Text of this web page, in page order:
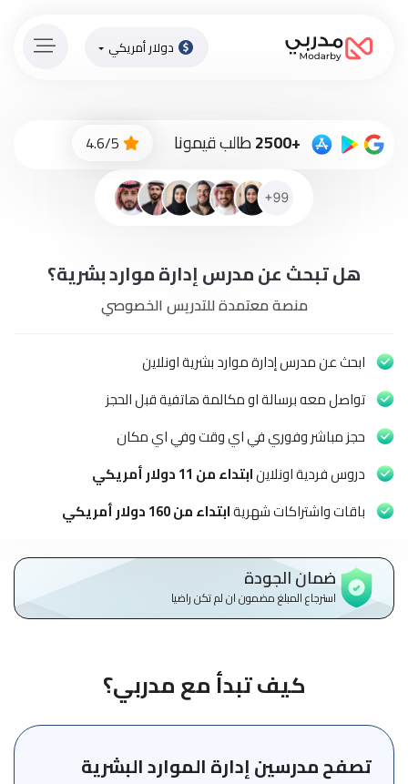
الاّن
أونلاين
باقات
وطلاب
المدارس
نحن
الشروط
والأحكام
الأساسية
للمنصة
دولار أمريكي
+2500 طالب قيمونا 4.6/5
هل تبحث عن مدرس إدارة موارد بشرية؟
منصة معتمدة للتدريس الخصوصي
ابحث عن مدرس إدارة موارد بشرية اونلاين
تواصل معه برسالة او مكالمة هاتفية قبل الحجز
حجز مباشر وفوري في اي وقت وفي اي مكان
دروس فردية اونلاينابتداء من 11 دولار أمريكي
باقات واشتراكات شهريةابتداء من 160 دولار أمريكي
ضمان الجودة
استرجاع المبلغ مضمون ان لم تكن راضيا
كيف تبدأ مع مدربي؟
تصفح مدرسين إدارة الموارد البشرية